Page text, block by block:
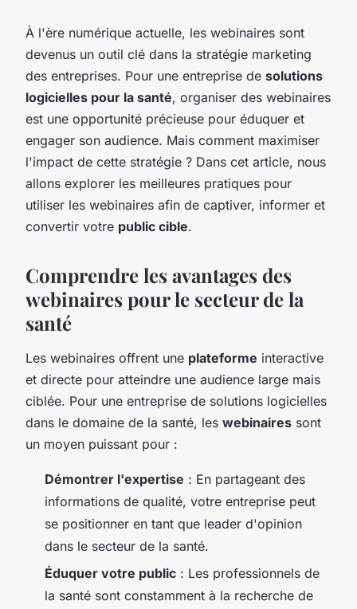
À l'ère numérique actuelle, les webinaires sont
devenus un outil clé dans la stratégie marketing
des entreprises. Pour une entreprise de solutions
logicielles pour la santé, organiser des webinaires
est une opportunité précieuse pour éduquer et
engager son audience. Mais comment maximiser
l'impact de cette stratégie ? Dans cet article, nous
allons explorer les meilleures pratiques pour
utiliser les webinaires afin de captiver, informer et
convertir votre public cible.
Comprendre les avantages des
webinaires pour le secteur de la
santé
Les webinaires offrent une plateforme interactive
et directe pour atteindre une audience large mais
ciblée. Pour une entreprise de solutions logicielles
dans le domaine de la santé, les webinaires sont
un moyen puissant pour :
Démontrer l'expertise : En partageant des
informations de qualité, votre entreprise peut
se positionner en tant que leader d'opinion
dans le secteur de la santé.
Éduquer votre public : Les professionnels de
la santé sont constamment à la recherche de